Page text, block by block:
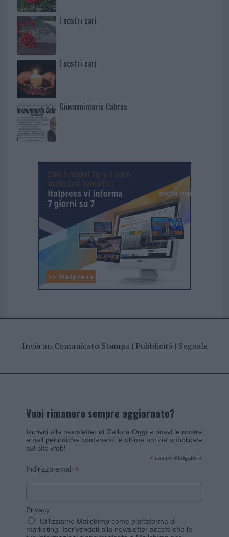
I nostri cari
I nostri cari
Giovannimaria Cabras
Invia un Comunicato Stampa| Pubblicità| Segnala
Vuoi rimanere sempre aggiornato?
Iscriviti alla newsletter di Gallura Oggi e ricevi le nostre
email periodiche contenenti le ultime notizie pubblicate
sul sito web!
* campo obbligatorio
Indirizzo email *
Privacy
Utilizziamo Mailchimp come piattaforma di
marketing. Iscrivendoti alla newsletter accetti che le